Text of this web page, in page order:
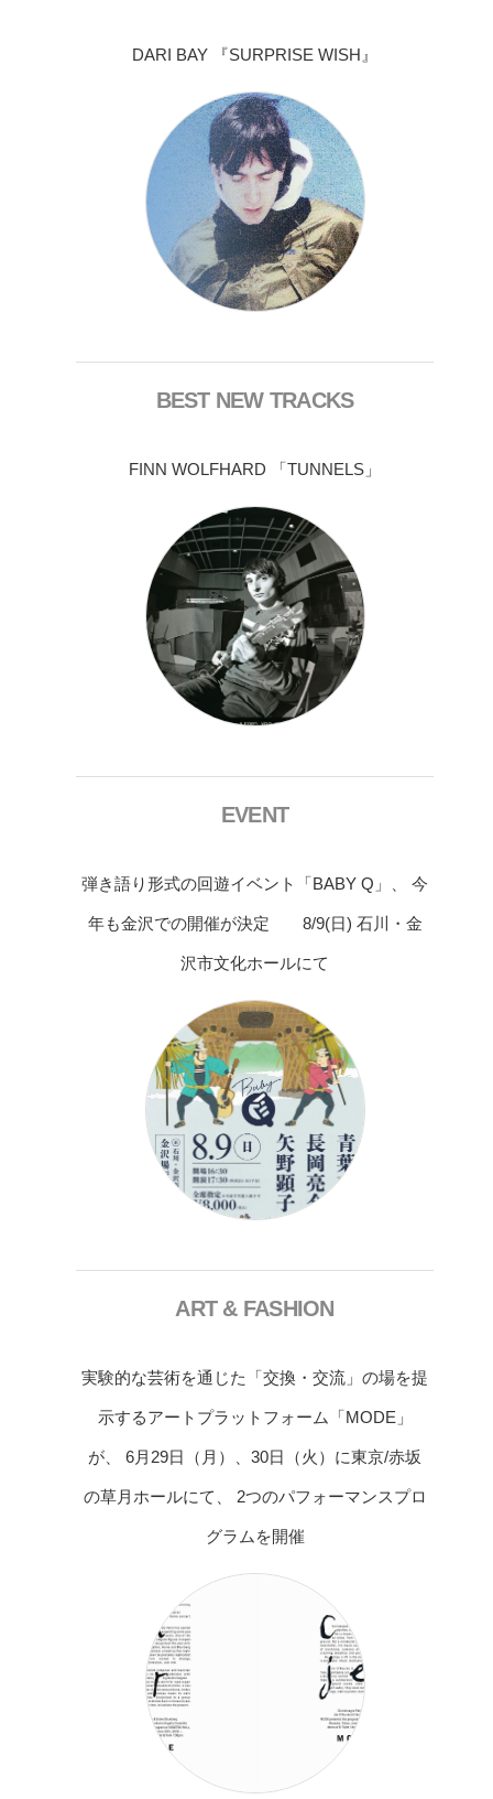
DARI BAY 『SURPRISE WISH』
BEST NEW TRACKS
FINN WOLFHARD 「TUNNELS」
EVENT
弾き語り形式の回遊イベント「BABY Q」、 今
年も金沢での開催が決定 8/9(日) 石川・金
沢市文化ホールにて
ART & FASHION
実験的な芸術を通じた「交換・交流」の場を提
示するアートプラットフォーム「MODE」
が、 6月29日（月）、30日（火）に東京/赤坂
の草月ホールにて、 2つのパフォーマンスプロ
グラムを開催